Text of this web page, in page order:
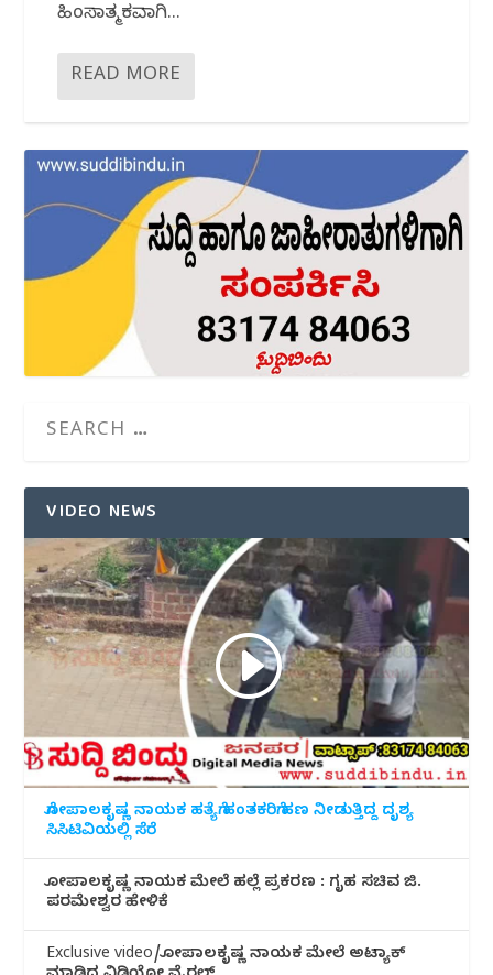
ಹಿಂಸಾತ್ಮಕವಾಗಿ...
READ MORE
VIDEO NEWS
ಗೋಪಾಲಕೃಷ್ಣ ನಾಯಕ ಹತ್ಯೆಗೆ ಹಂತಕರಿಗೆ ಹಣ ನೀಡುತ್ತಿದ್ದ ದೃಶ್ಯ
ಸಿಸಿಟಿವಿಯಲ್ಲಿ ಸೆರೆ
ಗೋಪಾಲಕೃಷ್ಣ ನಾಯಕ ಮೇಲೆ ಹಲ್ಲೆ ಪ್ರಕರಣ : ಗೃಹ ಸಚಿವ ಜಿ.
ಪರಮೇಶ್ವರ ಹೇಳಿಕೆ
Exclusive video/ಗೋಪಾಲಕೃಷ್ಣ ನಾಯಕ ಮೇಲೆ ಅಟ್ಯಾಕ್